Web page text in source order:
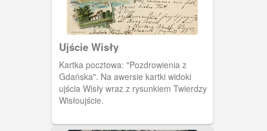
Ujście Wisły
Kartka pocztowa: "Pozdrowienia z
Gdańska". Na awersie kartki widoki
ujścia Wisły wraz z rysunkiem Twierdzy
Wisłoujście.